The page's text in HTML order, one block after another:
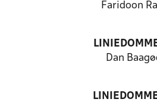
Faridoon
Dan